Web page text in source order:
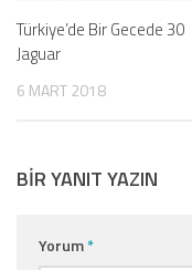
Türkiye’de Bir Gecede 30
Jaguar
6 MART 2018
BIR YANIT YAZIN
Yorum*